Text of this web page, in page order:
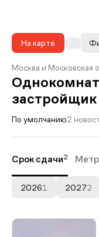
На карте
Москва и Московская о.
застройщик
По умолчанию2
Срок сдачи2
20261 20272